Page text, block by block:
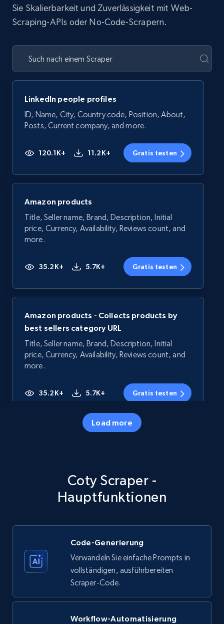
Sie Skalierbarkeit und Zuverlässigkeit mit Web-
Scraping-APIs oder No-Code-Scrapern.
LinkedIn people profiles
ID, Name, City, Country code, Position, About,
Posts, Current company, and more.
120.1K+ 11.2K+ Gratis testen
Amazon products
Title, Seller name, Brand, Description, Initial
price, Currency, Availability, Reviews count, and
more.
35.2K+ 5.7K+ Gratis testen
Amazon products - Collects products by
best sellers category URL
Title, Seller name, Brand, Description, Initial
price, Currency, Availability, Reviews count, and
more.
35.2K+ 5.7K+ Gratis testen
price, Currency, Availability, Reviews count, and
Amazon products - Collects products by
specific keywords
Title, Seller name, Brand, Description, Initial
Load more
Coty Scraper -
Hauptfunktionen
Code-Generierung
Verwandeln Sie einfache Prompts in
vollständigen, ausführbereiten
Scraper-Code.
Workflow-Automatisierung